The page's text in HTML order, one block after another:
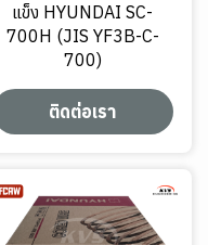
แข็ง HYUNDAI SC-
700H (JIS YF3B-C-
700)
ติดต่อเรา